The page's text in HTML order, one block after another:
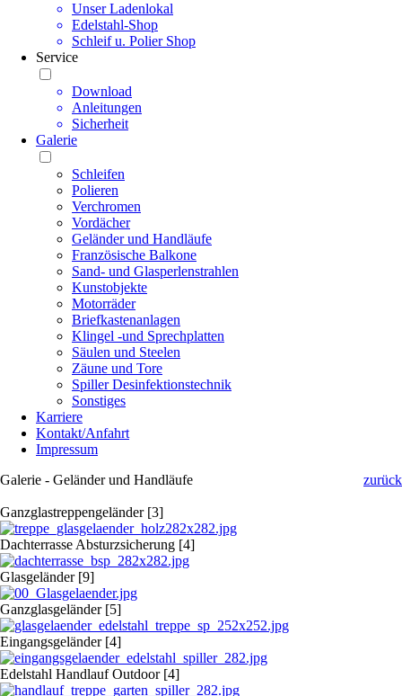
Unser Ladenlokal
Edelstahl-Shop
Schleif u. Polier Shop
Service
Download
Anleitungen
Sicherheit
Galerie
Schleifen
Polieren
Verchromen
Vordächer
Geländer und Handläufe
Französische Balkone
Sand- und Glasperlenstrahlen
Kunstobjekte
Motorräder
Briefkastenanlagen
Klingel -und Sprechplatten
Säulen und Steelen
Zäune und Tore
Spiller Desinfektionstechnik
Sonstiges
Karriere
Kontakt/Anfahrt
Impressum
Galerie - Geländer und Handläufe
zurück
Ganzglastreppengeländer [3]
Dachterrasse Absturzsicherung [4]
Glasgeländer [9]
Ganzglasgeländer [5]
Eingangsgeländer [4]
Edelstahl Handlauf Outdoor [4]